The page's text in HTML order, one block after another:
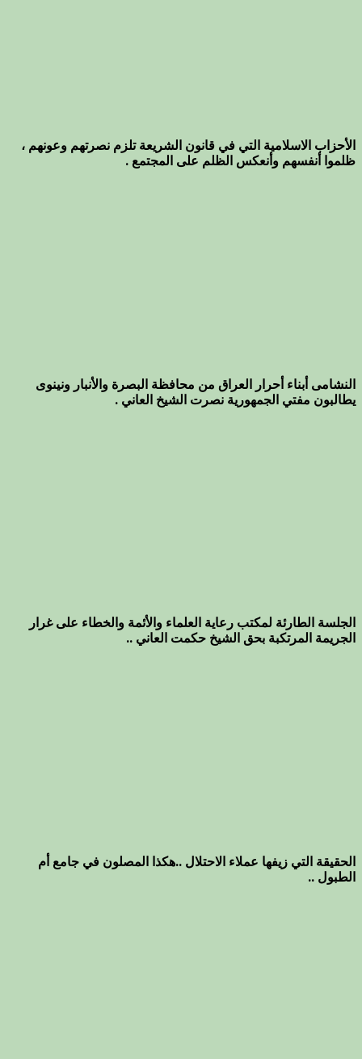
الأحزاب الاسلامية التي في قانون الشريعة تلزم نصرتهم وعونهم ،
ظلموا أنفسهم وأنعكس الظلم على المجتمع .
النشامى أبناء أحرار العراق من محافظة البصرة والأنبار ونينوى
يطالبون مفتي الجمهورية نصرت الشيخ العاني .
الجلسة الطارئة لمكتب رعاية العلماء والأئمة والخطاء على غرار
الجريمة المرتكبة بحق الشيخ حكمت العاني ..
الحقيقة التي زيفها عملاء الاحتلال ..هكذا المصلون في جامع أم
الطبول ..